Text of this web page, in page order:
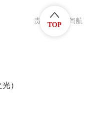
责任编辑：闫航
）
TOP